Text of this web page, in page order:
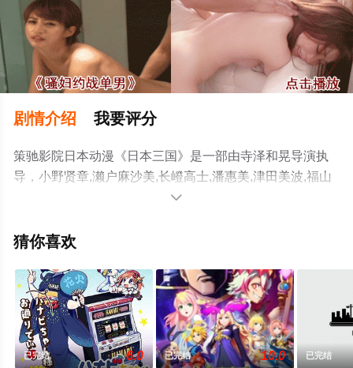
剧情介绍 我要评分
策驰影院日本动漫《日本三国》是一部由寺泽和晃导演执
导，小野贤章,濑户麻沙美,长嶝高士,潘惠美,津田美波,福山
润,山路和弘,中村悠一,木村太飞等演员精彩演绎的日本动
删减完整版动漫全集就上策驰电影网，更多相关信息可移

猜你喜欢
已完结 6.0 已完结 10.0 已完结